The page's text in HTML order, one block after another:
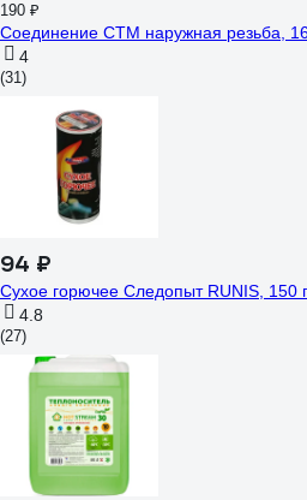
190 ₽
Соединение СТМ наружная резьба,
4
(31)
94 ₽
Сухое горючее Следопыт RUNIS, 150
4.8
(27)